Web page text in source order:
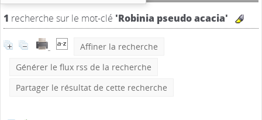
1 recherche sur le mot-clé 'Robinia pseudo acacia'
Affiner la recherche
Générer le flux rss de la recherche
Partager le résultat de cette recherche